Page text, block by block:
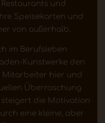
und
Speisekarten und
von außerhalb.
im Berufsleben
Kunstwerke den
Mitarbeiter hier und
Überraschung
die Motivation
eine kleine, aber